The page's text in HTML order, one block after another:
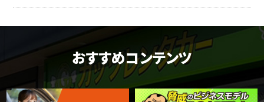
おすすめコンテンツ